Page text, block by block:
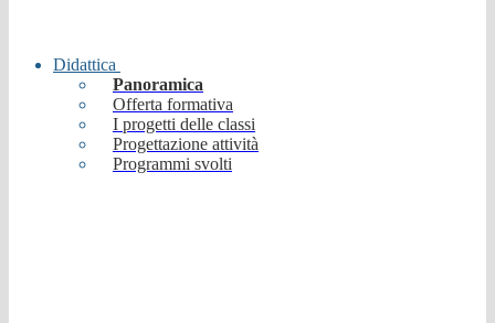
Didattica
Panoramica
Offerta formativa
I progetti delle classi
Progettazione attività
Programmi svolti